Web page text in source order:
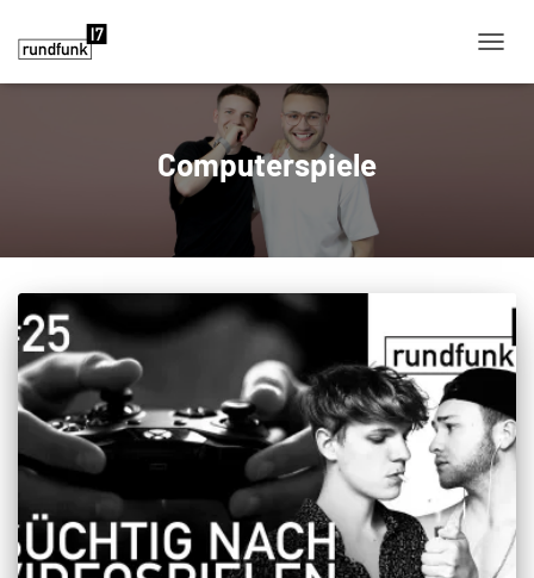
Computerspiele